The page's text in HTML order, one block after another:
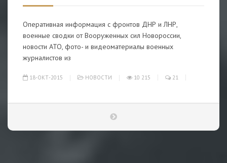
Оперативная информация с фронтов ДНР и ЛНР,
военные сводки от Вооруженных сил Новороссии,
новости АТО, фото- и видеоматериалы военных
журналистов из
18-ОКТ-2015 НОВОСТИ 10 215 21